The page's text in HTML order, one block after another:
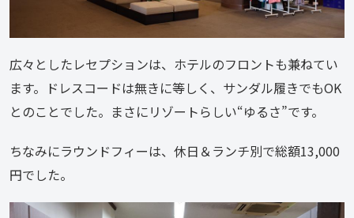
広々としたレセプションは、ホテルのフロントも兼ねてい
ます。ドレスコードは無きに等しく、サンダル履きでもOK
とのことでした。まさにリゾートらしい“ゆるさ”です。
ちなみにラウンドフィーは、休日＆ランチ別で総額13,000
円でした。